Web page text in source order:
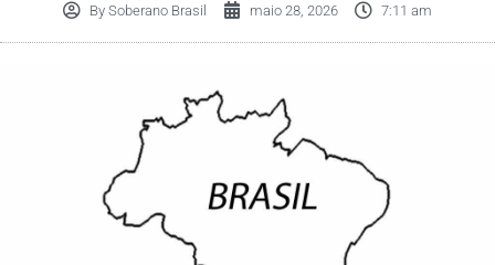
By Soberano Brasil maio 28, 2026 7:11 am